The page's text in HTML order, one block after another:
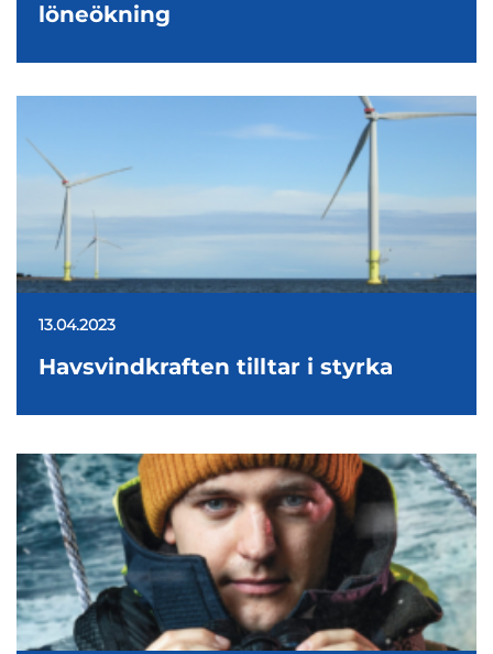
löneökning
13.04.2023
Havsvindkraften tilltar i styrka